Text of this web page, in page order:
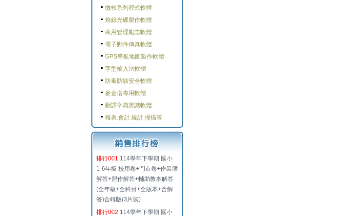
微軟系列程式軟體
燒錄光碟製作軟體
商用管理勵志軟體
電子郵件傳真軟體
GPS導航地圖製作軟體
字型輸入法軟體
防毒防駭安全軟體
麥金塔專用軟體
翻譯字典辨識軟體
報表.會計.統計.掃描等
排行001 114學年下學期 國小
1-6年級 校用卷+門市卷+作業簿
解答+習作解答+輔助教本解答
(全年級+全科目+全版本+含解
答)合輯版(3片裝)
排行002 114學年下學期 國小